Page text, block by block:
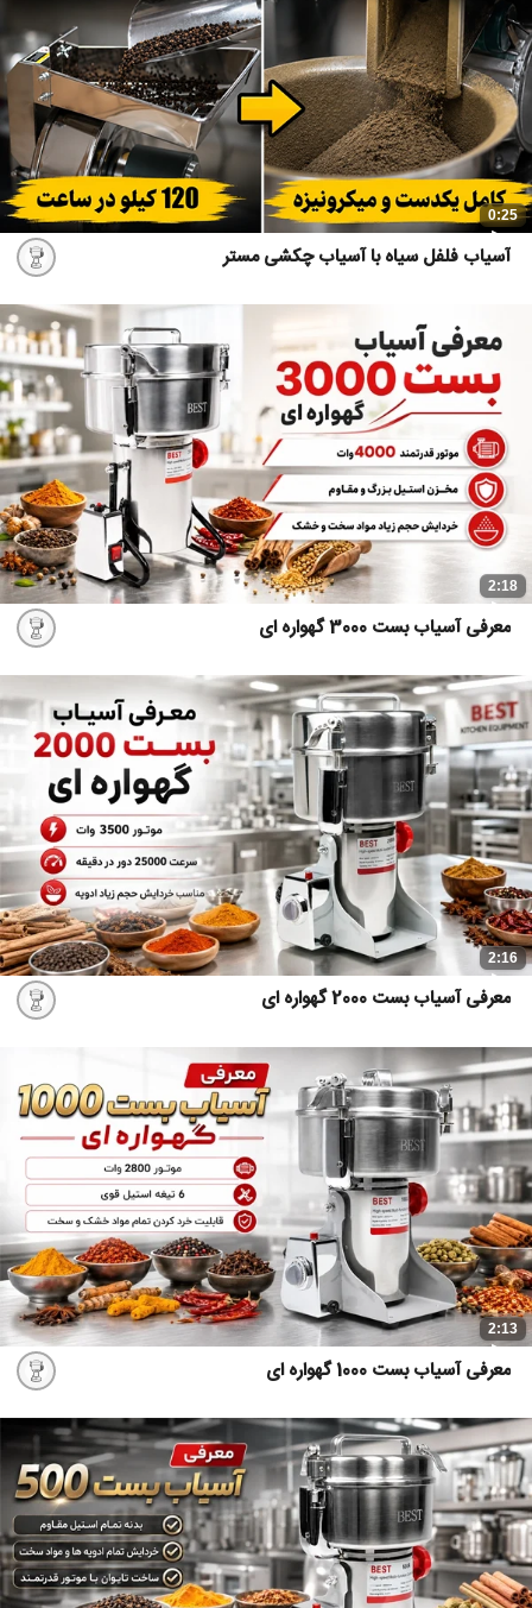
0:25
آسیاب فلفل سیاه با آسیاب چکشی مستر
2:18
معرفی آسیاب بست 3000 گهواره ای
2:16
معرفی آسیاب بست 2000 گهواره ای
2:13
معرفی آسیاب بست 1000 گهواره ای